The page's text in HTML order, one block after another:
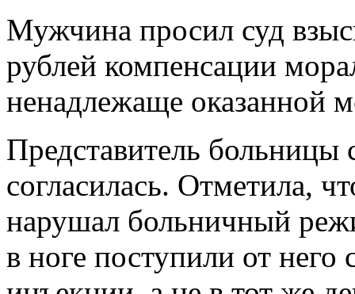
Мужчина просил суд
рублей компенсации
ненадлежаще оказанной
Представитель
согласилась. Отметила,
нарушал больничный
в ноге поступили от